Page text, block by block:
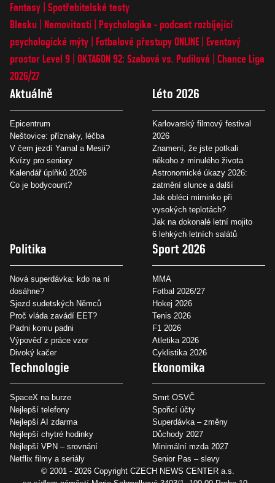
Fantasy Spotřebitelské testy
Blesku
Nemovitosti
Psychologika - podcast rozbíjející
psychologické mýty
Fotbalové přestupy ONLINE
Eventový
prostor Level 9 OKTAGON 92: Szabová vs. Pudilová
Chance Liga
2026/27
Aktuálně
Epicentrum
Neštovice: příznaky, léčba
V čem jezdí Yamal a Mesii?
Kvízy pro seniory
Kalendář úplňků 2026
Co je bodycount?
Léto 2026
Karlovarský filmový festival
2026
Znamení, že jste potkali
někoho z minulého života
Astronomické úkazy 2026:
zatmění slunce a další
Jak obléci miminko při
vysokých teplotách?
Jak na dokonalé letní mojito
6 lehkých letních salátů
Politika
Nová superdávka: kdo na ní
dosáhne?
Sjezd sudetských Němců
Proč vláda zavádí EET?
Padni komu padni
Výpověď z práce vzor
Divoký kačer
Sport 2026
MMA
Fotbal 2026/27
Hokej 2026
Tenis 2026
F1 2026
Atletika 2026
Cyklistika 2026
Technologie
SpaceX na burze
Nejlepší telefony
Nejlepší AI zdarma
Nejlepší chytré hodinky
Nejlepší VPN – srovnání
Netflix filmy a seriály
Ekonomika
Smrt OSVČ
Spořicí účty
Superdávka – změny
Důchody 2027
Minimální mzda 2027
Senior Pas – slevy
© 2001 - 2026 Copyright CZECH NEWS CENTER a.s.